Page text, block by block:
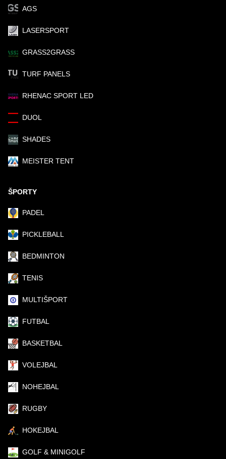
AGS
LASERSPORT
GRASS2GRASS
TURF PANELS
RHENAC SPORT LED
DUOL
SHADES
MEISTER TENT
ŠPORTY
PADEL
PICKLEBALL
BEDMINTON
TENIS
MULTIŠPORT
FUTBAL
BASKETBAL
VOLEJBAL
NOHEJBAL
RUGBY
HOKEJBAL
GOLF & MINIGOLF